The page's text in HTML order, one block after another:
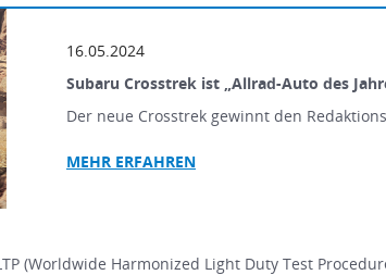
16.05.2024
Subaru Crosstrek ist „Allrad-Auto des
Der neue Crosstrek gewinnt den
MEHR ERFAHREN
(Worldwide Harmonized Light Duty Test